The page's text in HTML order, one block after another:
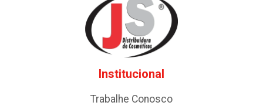
Institucional
Trabalhe Conosco